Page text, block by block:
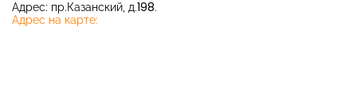
Адрес: пр.Казанский, д.198.
Адрес на карте: